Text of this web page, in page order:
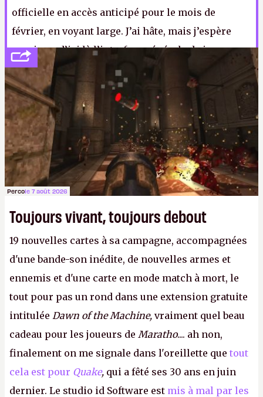
officielle en accès anticipé pour le mois de
février, en voyant large. J’ai hâte, mais j’espère
aussi que d’ici là l’interface générale du jeu aura
été revue, car ce point m’avait chiffonné à l’époque
de la démo. Et je déteste être chiffonné.
Percole 7 août 2026
Toujours vivant, toujours debout
19 nouvelles cartes à sa campagne, accompagnées
d'une bande-son inédite, de nouvelles armes et
ennemis et d'une carte en mode match à mort, le
tout pour pas un rond dans une extension gratuite
intitulée Dawn of the Machine, vraiment quel beau
cadeau pour les joueurs de Maratho.... ah non,
finalement on me signale dans l'oreillette que tout
cela est pour Quake, qui a fêté ses 30 ans en juin
dernier. Le studio id Software est mis à mal par les